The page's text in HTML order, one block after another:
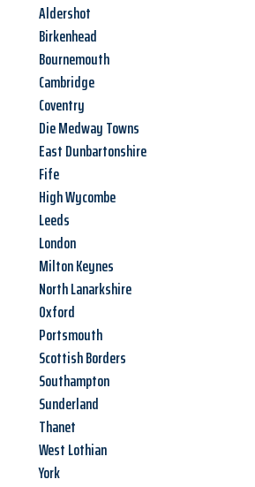
Aldershot
Birkenhead
Bournemouth
Cambridge
Coventry
Die Medway Towns
East Dunbartonshire
Fife
High Wycombe
Leeds
London
Milton Keynes
North Lanarkshire
Oxford
Portsmouth
Scottish Borders
Southampton
Sunderland
Thanet
West Lothian
York